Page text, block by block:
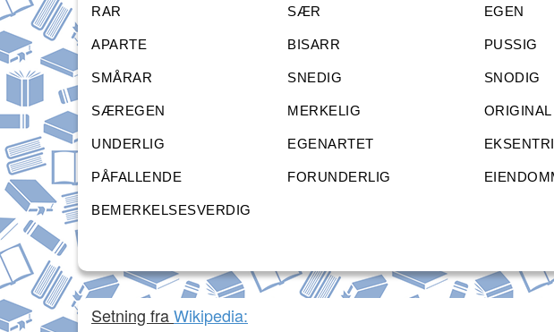
RAR SÆR EGEN
APARTE BISARR PUSSIG
SMÅRAR SNEDIG SNODIG
SÆREGEN MERKELIG ORIGINAL
UNDERLIG EGENARTET
PÅFALLENDE FORUNDERLIG
BEMERKELSESVERDIG
Setning fraWikipedia: